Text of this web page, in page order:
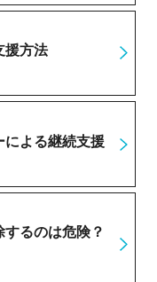
援方法
による継続支援
るのは危険？